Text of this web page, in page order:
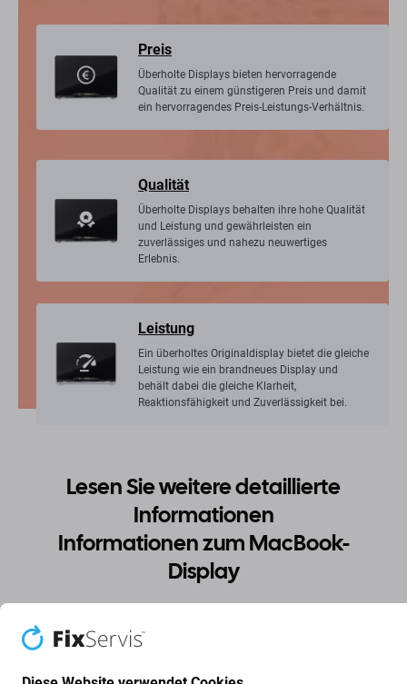
Preis
Überholte Displays bieten hervorragende
Qualität zu einem günstigeren Preis und damit
ein hervorragendes Preis-Leistungs-Verhältnis.
Qualität
Überholte Displays behalten ihre hohe Qualität
und Leistung und gewährleisten ein
zuverlässiges und nahezu neuwertiges
Erlebnis.
Leistung
Ein überholtes Originaldisplay bietet die gleiche
Leistung wie ein brandneues Display und
behält dabei die gleiche Klarheit,
Reaktionsfähigkeit und Zuverlässigkeit bei.
Lesen Sie weitere detaillierte
Informationen
Informationen zum MacBook-
Display